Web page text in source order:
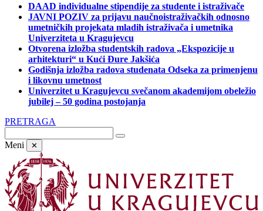
DAAD individualne stipendije za studente i istraživače
JAVNI POZIV za prijavu naučnoistraživačkih odnosno
umetničkih projekata mladih istraživača i umetnika
Univerziteta u Kragujevcu
Otvorena izložba studentskih radova „Ekspozicije u
arhitekturi“ u Kući Đure Jakšića
Godišnja izložba radova studenata Odseka za primenjenu
i likovnu umetnost
Univerzitet u Kragujevcu svečanom akademijom obeležio
jubilej – 50 godina postojanja
PRETRAGA
Meni ✕